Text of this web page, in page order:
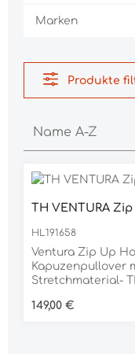
Marken
Produkte
TH VENTURA
HL191658
Ventura Zip Up
Kapuzenpullover
Stretchmaterial-
mit sicherem
Regulärer Preis:
149,00 €